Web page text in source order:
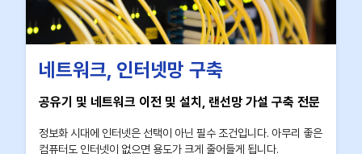
네트워크, 인터넷망 구축
공유기 및 네트워크 이전 및 설치, 랜선망 가설 구축 전문
정보화 시대에 인터넷은 선택이 아닌 필수 조건입니다. 아무리 좋은
컴퓨터도 인터넷이 없으면 용도가 크게 줄어들게 됩니다.